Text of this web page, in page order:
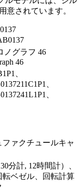
意されています。
ノグラフ 46
46
、
、
、
ァクチュールキャ
分計, 12時間計）、
転ベゼル、回転計算